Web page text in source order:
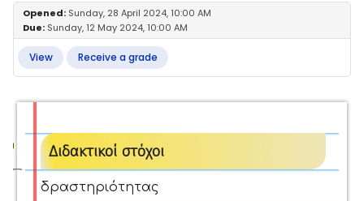
Blocks
Completion requirements
Opened: Sunday, 28 April 2024, 10:00 AM
Due: Sunday, 12 May 2024, 10:00 AM
View Receive a grade
Διδακτικοί στόχοι
δραστηριότητας